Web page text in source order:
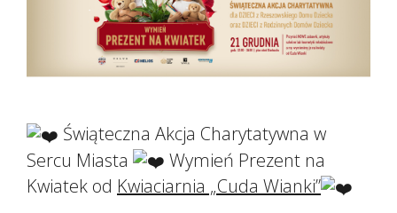
Świąteczna Akcja Charytatywna w
Sercu Miasta
Wymień Prezent na
Kwiatek od Kwiaciarnia „Cuda Wianki”